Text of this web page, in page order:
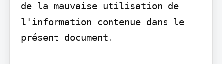
de la mauvaise utilisation de
l'information contenue dans le
présent document.